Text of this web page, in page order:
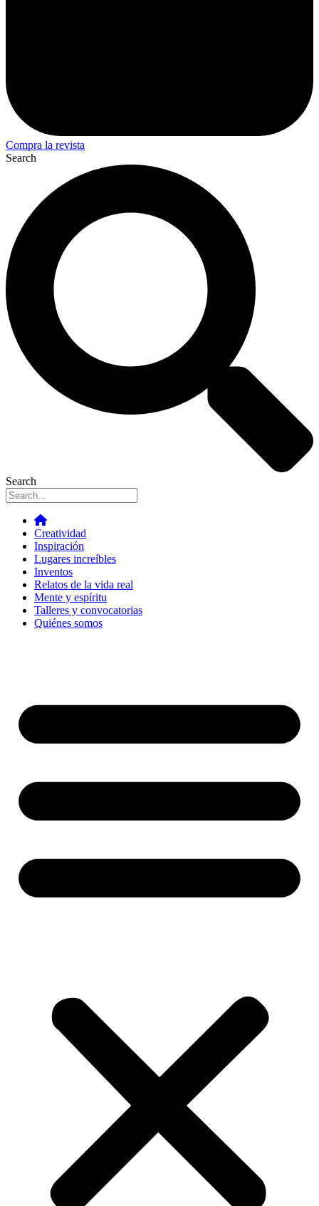
Compra la revista
Search
Search
Creatividad
Inspiración
Lugares increíbles
Inventos
Relatos de la vida real
Mente y espíritu
Talleres y convocatorias
Quiénes somos